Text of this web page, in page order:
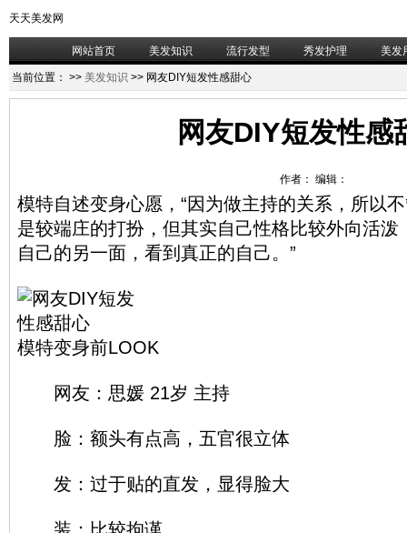
天天美发网
网站首页 美发知识 流行发型 秀发护理 美发
当前位置： >> 美发知识 >> 网友DIY短发性感甜心
网友DIY短发性感
作者： 编辑：
模特自述变身心愿，“因为做主持的关系，所以
是较端庄的打扮，但其实自己性格比较外向活
自己的另一面，看到真正的自己。”
模特变身前LOOK
网友：思媛 21岁 主持
脸：额头有点高，五官很立体
发：过于贴的直发，显得脸大